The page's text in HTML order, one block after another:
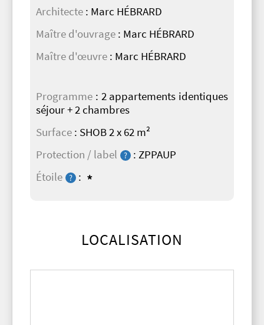
Architecte : Marc HÉBRARD
Maître d'ouvrage : Marc HÉBRARD
Maître d'œuvre : Marc HÉBRARD
Programme : 2 appartements identiques
séjour + 2 chambres
Surface : SHOB 2 x 62 m²
Protection / label
?
: ZPPAUP
Étoile
? : *
LOCALISATION